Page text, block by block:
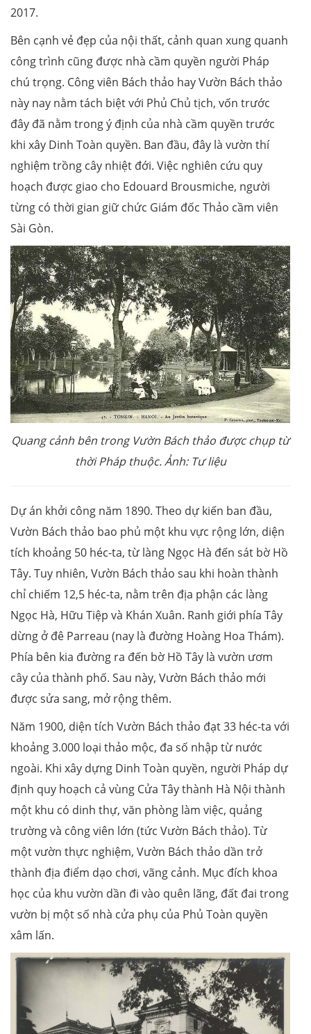
2017.
Bên cạnh vẻ đẹp của nội thất, cảnh quan xung quanh
công trình cũng được nhà cầm quyền người Pháp
chú trọng. Công viên Bách thảo hay Vườn Bách thảo
này nay nằm tách biệt với Phủ Chủ tịch, vốn trước
đây đã nằm trong ý định của nhà cầm quyền trước
khi xây Dinh Toàn quyền. Ban đầu, đây là vườn thí
nghiệm trồng cây nhiệt đới. Việc nghiên cứu quy
hoạch được giao cho Edouard Brousmiche, người
từng có thời gian giữ chức Giám đốc Thảo cầm viên
Sài Gòn.
Quang cảnh bên trong Vườn Bách thảo được chụp từ
thời Pháp thuộc. Ảnh: Tư liệu
Dự án khởi công năm 1890. Theo dự kiến ban đầu,
Vườn Bách thảo bao phủ một khu vực rộng lớn, diện
tích khoảng 50 héc-ta, từ làng Ngọc Hà đến sát bờ Hồ
Tây. Tuy nhiên, Vườn Bách thảo sau khi hoàn thành
chỉ chiếm 12,5 héc-ta, nằm trên địa phận các làng
Ngọc Hà, Hữu Tiệp và Khán Xuân. Ranh giới phía Tây
dừng ở đê Parreau (nay là đường Hoàng Hoa Thám).
Phía bên kia đường ra đến bờ Hồ Tây là vườn ươm
cây của thành phố. Sau này, Vườn Bách thảo mới
được sửa sang, mở rộng thêm.
Năm 1900, diện tích Vườn Bách thảo đạt 33 héc-ta với
khoảng 3.000 loại thảo mộc, đa số nhập từ nước
ngoài. Khi xây dựng Dinh Toàn quyền, người Pháp dự
định quy hoạch cả vùng Cửa Tây thành Hà Nội thành
một khu có dinh thự, văn phòng làm việc, quảng
trường và công viên lớn (tức Vườn Bách thảo). Từ
một vườn thực nghiệm, Vườn Bách thảo dần trở
thành địa điểm dạo chơi, vãng cảnh. Mục đích khoa
học của khu vườn dần đi vào quên lãng, đất đai trong
vườn bị một số nhà cửa phụ của Phủ Toàn quyền
xâm lấn.